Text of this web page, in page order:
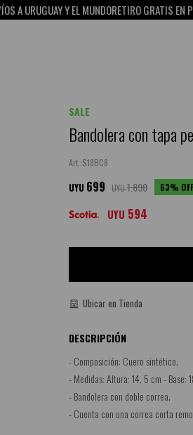
Y EL MUNDORETIRO GRATIS EN PICK UP15%
SALE
Bandolera con tapa
S18BC8
UYU 699 UYU1.890 63
UYU 594
Ubicar en Tienda
DESCRIPCIÓN
- Composición: Cuero sintético.
- Medidas: Altura: 14, 5 cm - Base:
- Bandolera con doble correa.
- Cuenta con una correa corta